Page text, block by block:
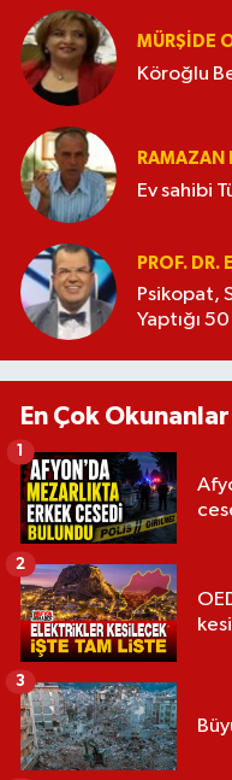
MÜRŞIDE
Köroğlu
RAMAZAN
Ev sahibi
PROF. DR.
Psikopat,
Yaptığı
En Çok Okunanlar
1
2
3